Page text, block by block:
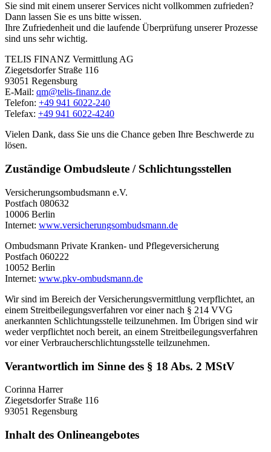
Sie sind mit einem unserer Services nicht vollkommen zufrieden?
Dann lassen Sie es uns bitte wissen.
Ihre Zufriedenheit und die laufende Überprüfung unserer Prozesse
sind uns sehr wichtig.
TELIS FINANZ Vermittlung AG
Ziegetsdorfer Straße 116
93051 Regensburg
E-Mail: qm@telis-finanz.de
Telefon: +49 941 6022-240
Telefax: +49 941 6022-4240
Vielen Dank, dass Sie uns die Chance geben Ihre Beschwerde zu
lösen.
Zuständige Ombudsleute / Schlichtungsstellen
Versicherungsombudsmann e.V.
Postfach 080632
10006 Berlin
Internet: www.versicherungsombudsmann.de
Ombudsmann Private Kranken- und Pflegeversicherung
Postfach 060222
10052 Berlin
Internet: www.pkv-ombudsmann.de
Wir sind im Bereich der Versicherungsvermittlung verpflichtet, an
einem Streitbeilegungsverfahren vor einer nach § 214 VVG
anerkannten Schlichtungsstelle teilzunehmen. Im Übrigen sind wir
weder verpflichtet noch bereit, an einem Streitbeilegungsverfahren
vor einer Verbraucherschlichtungsstelle teilzunehmen.
Verantwortlich im Sinne des § 18 Abs. 2 MStV
Corinna Harrer
Ziegetsdorfer Straße 116
93051 Regensburg
Inhalt des Onlineangebotes